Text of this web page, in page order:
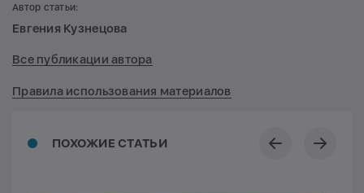
ПОХОЖИЕ СТАТЬИ
Автор статьи:
Евгения Кузнецова
Все публикации автора
Правила использования материалов